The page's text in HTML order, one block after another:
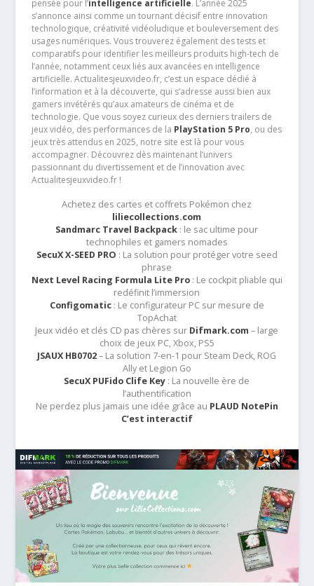
pensée pour l’intelligence artificielle. L’année 2025
s’annonce ainsi comme un tournant décisif entre innovation
technologique, créativité vidéoludique et bouleversement des
usages numériques. Vous trouverez également des tests et
comparatifs pour identifier les meilleurs produits high-tech de
l’année, notamment ceux liés aux avancées en intelligence
artificielle. Actualitesjeuxvideo.fr, c’est un espace dédié à
l’information et à la découverte, qui s’adresse aussi bien aux
gamers invétérés qu’aux amateurs de cinéma et de
technologie. Que vous soyez curieux des derniers trailers de
jeux vidéo, des performances de la PlayStation 5 Pro, ou des
jeux très attendus en 2025, notre site est là pour vous
accompagner. Découvrez dès maintenant l’univers
passionnant du divertissement et de l’innovation avec
Actualitesjeuxvideo.fr !
Achetez des cartes et coffrets Pokémon chez
liliecollections.com
Sandmarc Travel Backpack : le sac ultime pour
technophiles et gamers nomades
SecuX X-SEED PRO : La solution pour protéger votre seed
phrase
Next Level Racing Formula Lite Pro: Le cockpit pliable qui
redéfinit l’immersion
Configomatic: Le configurateur PC sur mesure de
TopAchat
Jeux vidéo et clés CD pas chères sur Difmark.com – large
choix de jeux PC, Xbox, PS5
JSAUX HB0702– La solution 7-en-1 pour Steam Deck, ROG
Ally et Legion Go
SecuX PUFido Clife Key : La nouvelle ère de
l’authentification
Ne perdez plus jamais une idée grâce au PLAUD NotePin
C’est interactif